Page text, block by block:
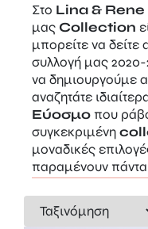
Στο Lina &
μας Collection
μπορείτε να
συλλογή μας 2020-
να δημιουργούμε
αναζητάτε
Εύοσμοπου
συγκεκριμένη
μοναδικές
παραμένουν